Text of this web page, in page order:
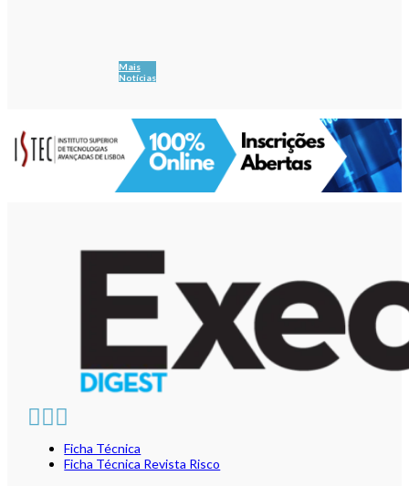
Mais
Notícias
Ficha Técnica
Ficha Técnica Revista Risco